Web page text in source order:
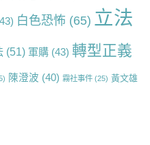
白色恐怖 (65) 立法
(51) 軍購 (43) 轉型正義
陳澄波 (40) 霧社事件 (25) 黃文雄